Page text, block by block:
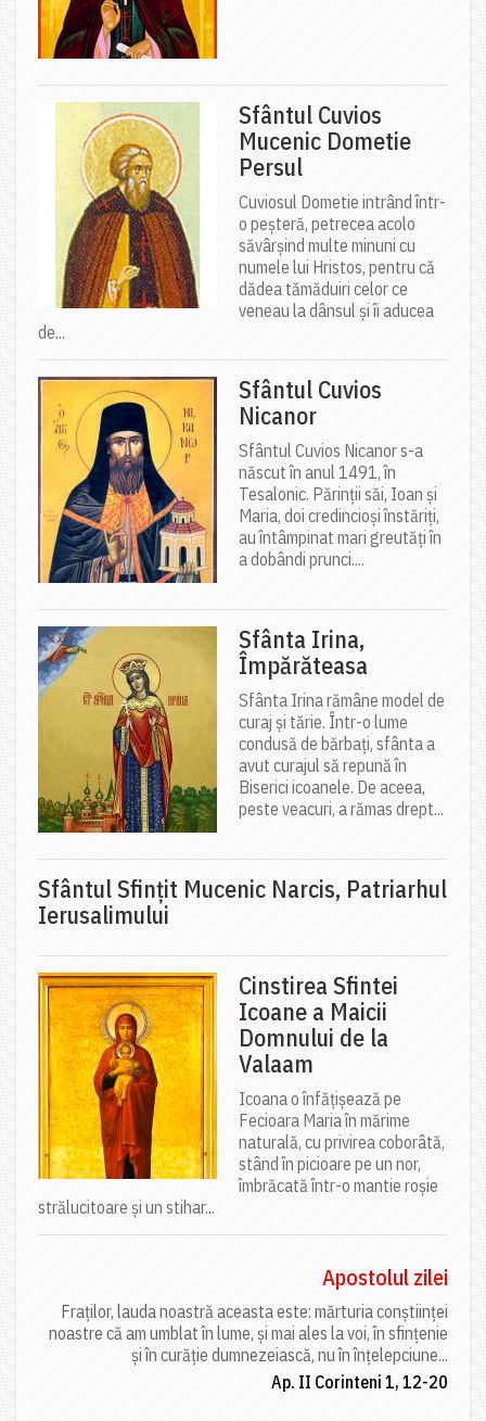
Sfântul Cuvios
Mucenic Dometie
Persul
Cuviosul Dometie intrând într-
o peșteră, petrecea acolo
săvârșind multe minuni cu
numele lui Hristos, pentru că
dădea tămăduiri celor ce
veneau la dânsul și îi aducea
de...
Sfântul Cuvios
Nicanor
Sfântul Cuvios Nicanor s-a
născut în anul 1491, în
Tesalonic. Părinții săi, Ioan și
Maria, doi credincioși înstăriți,
au întâmpinat mari greutăți în
a dobândi prunci....
Sfânta Irina,
Împărăteasa
Sfânta Irina rămâne model de
curaj și tărie. Într-o lume
condusă de bărbați, sfânta a
avut curajul să repună în
Biserici icoanele. De aceea,
peste veacuri, a rămas drept...
Sfântul Sfinţit Mucenic Narcis, Patriarhul
Ierusalimului
Cinstirea Sfintei
Icoane a Maicii
Domnului de la
Valaam
Icoana o înfățișează pe
Fecioara Maria în mărime
naturală, cu privirea coborâtă,
stând în picioare pe un nor,
îmbrăcată într-o mantie roșie
strălucitoare și un stihar...
Apostolul zilei
Fraților, lauda noastră aceasta este: mărturia conștiinței
noastre că am umblat în lume, și mai ales la voi, în sfințenie
și în curăție dumnezeiască, nu în înțelepciune...
Ap. II Corinteni 1, 12-20